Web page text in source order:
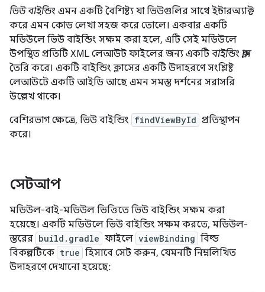
ভিউ বাইন্ডিং এমন একটি বৈশিষ্ট্য যা ভিউগুলির সাথে ইন্টারঅ্যাক্ট
করে এমন কোড লেখা সহজ করে তোলে। একবার একটি
মডিউলে ভিউ বাইন্ডিং সক্ষম করা হলে, এটি সেই মডিউলে
উপস্থিত প্রতিটি XML লেআউট ফাইলের জন্য একটি বাইন্ডিং ক্লাস
তৈরি করে। একটি বাইন্ডিং ক্লাসের একটি উদাহরণে সংশ্লিষ্ট
লেআউটে একটি আইডি আছে এমন সমস্ত দর্শনের সরাসরি
উল্লেখ থাকে।
বেশিরভাগ ক্ষেত্রে, ভিউ বাইন্ডিং findViewById প্রতিস্থাপন
করে।
সেটআপ
মডিউল-বাই-মডিউল ভিত্তিতে ভিউ বাইন্ডিং সক্ষম করা
হয়েছে। একটি মডিউলে ভিউ বাইন্ডিং সক্ষম করতে, মডিউল-
স্তরের build.gradle ফাইলে viewBinding বিল্ড
বিকল্পটিকে true হিসাবে সেট করুন, যেমনটি নিম্নলিখিত
উদাহরণে দেখানো হয়েছে: